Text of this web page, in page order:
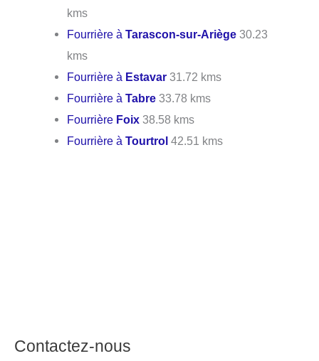
kms
Fourrière àTarascon-sur-Ariège 30.23
kms
Fourrière à Estavar 31.72 kms
Fourrière àTabre 33.78 kms
Fourrière Foix 38.58 kms
Fourrière àTourtrol 42.51 kms
Contactez-nous